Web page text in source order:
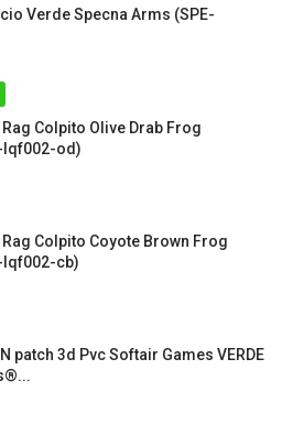
Verde Specna Arms (SPE-
Colpito Olive Drab Frog
lqf002-od)
Colpito Coyote Brown Frog
cb)
patch 3d Pvc Softair Games VERDE